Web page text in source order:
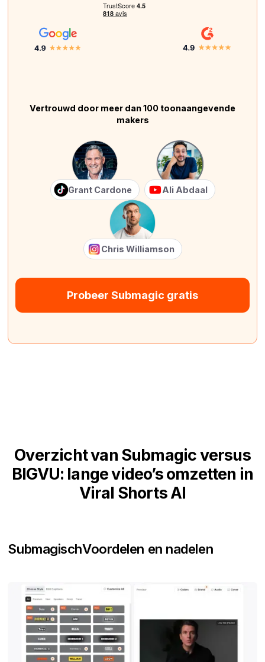
Vertrouwd door meer dan 100 toonaangevende
makers
Grant Cardone Ali Abdaal
Chris Williamson
Probeer Submagic gratis
Overzicht van Submagic versus
BIGVU: lange video’s omzetten in
Viral Shorts AI
SubmagischVoordelen en nadelen